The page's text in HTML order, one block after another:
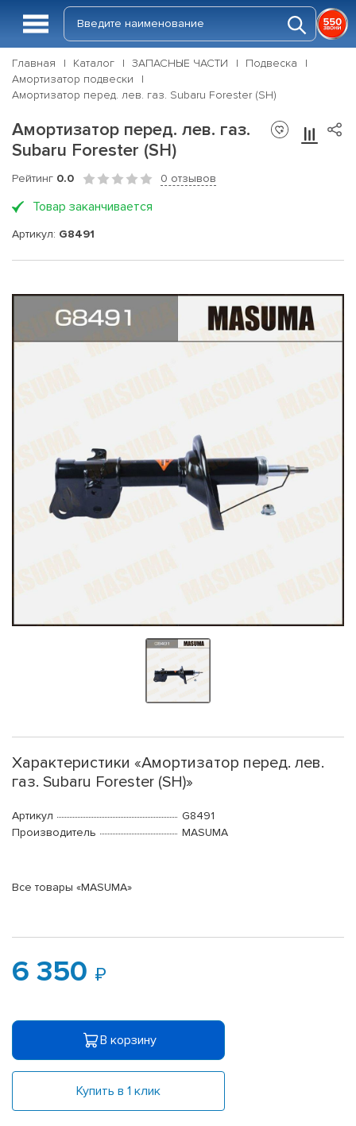
Главная Каталог ЗАПАСНЫЕ ЧАСТИ
Подвеска
Амортизатор подвески
Амортизатор перед. лев. газ. Subaru Forester (SH)
Амортизатор перед. лев. газ.
Subaru Forester (SH)
Рейтинг 0.0 0 отзывов
Товар заканчивается
Артикул: G8491
Характеристики «Амортизатор перед. лев.
газ. Subaru Forester (SH)»
Артикул
G8491
Производитель
MASUMA
Все товары «MASUMA»
6 350
В корзину
Купить в 1 клик